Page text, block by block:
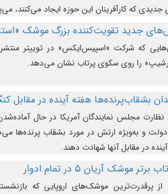
جدیدی که کارآفرینان این حوزه ایجاد می‌کنند،
جدید تقویت‌کننده بزرگ موشک
که شرکت «اسپیس‌ایکس» در توییتر
را روی سکوی پرتاب نشان می‌دهد.
بشقاب‌پرنده‌ها هفته آینده در مقابل
نظارت مجلس نمایندگان آمریکا در حال
و به‌ویژه ارتش در مورد بشقاب پرنده‌ها
در مقابل آنها شهادت دهند.
پرقدرت‌ترین موشک‌های اروپایی که